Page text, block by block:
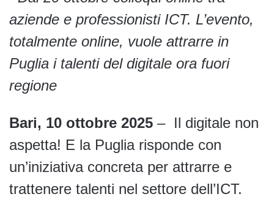
aziende e professionisti ICT. L’evento,
totalmente online, vuole attrarre in
Puglia i talenti del digitale ora fuori
regione
Bari, 10 ottobre 2025 – Il digitale non
aspetta! E la Puglia risponde con
un’iniziativa concreta per attrarre e
trattenere talenti nel settore dell’ICT.